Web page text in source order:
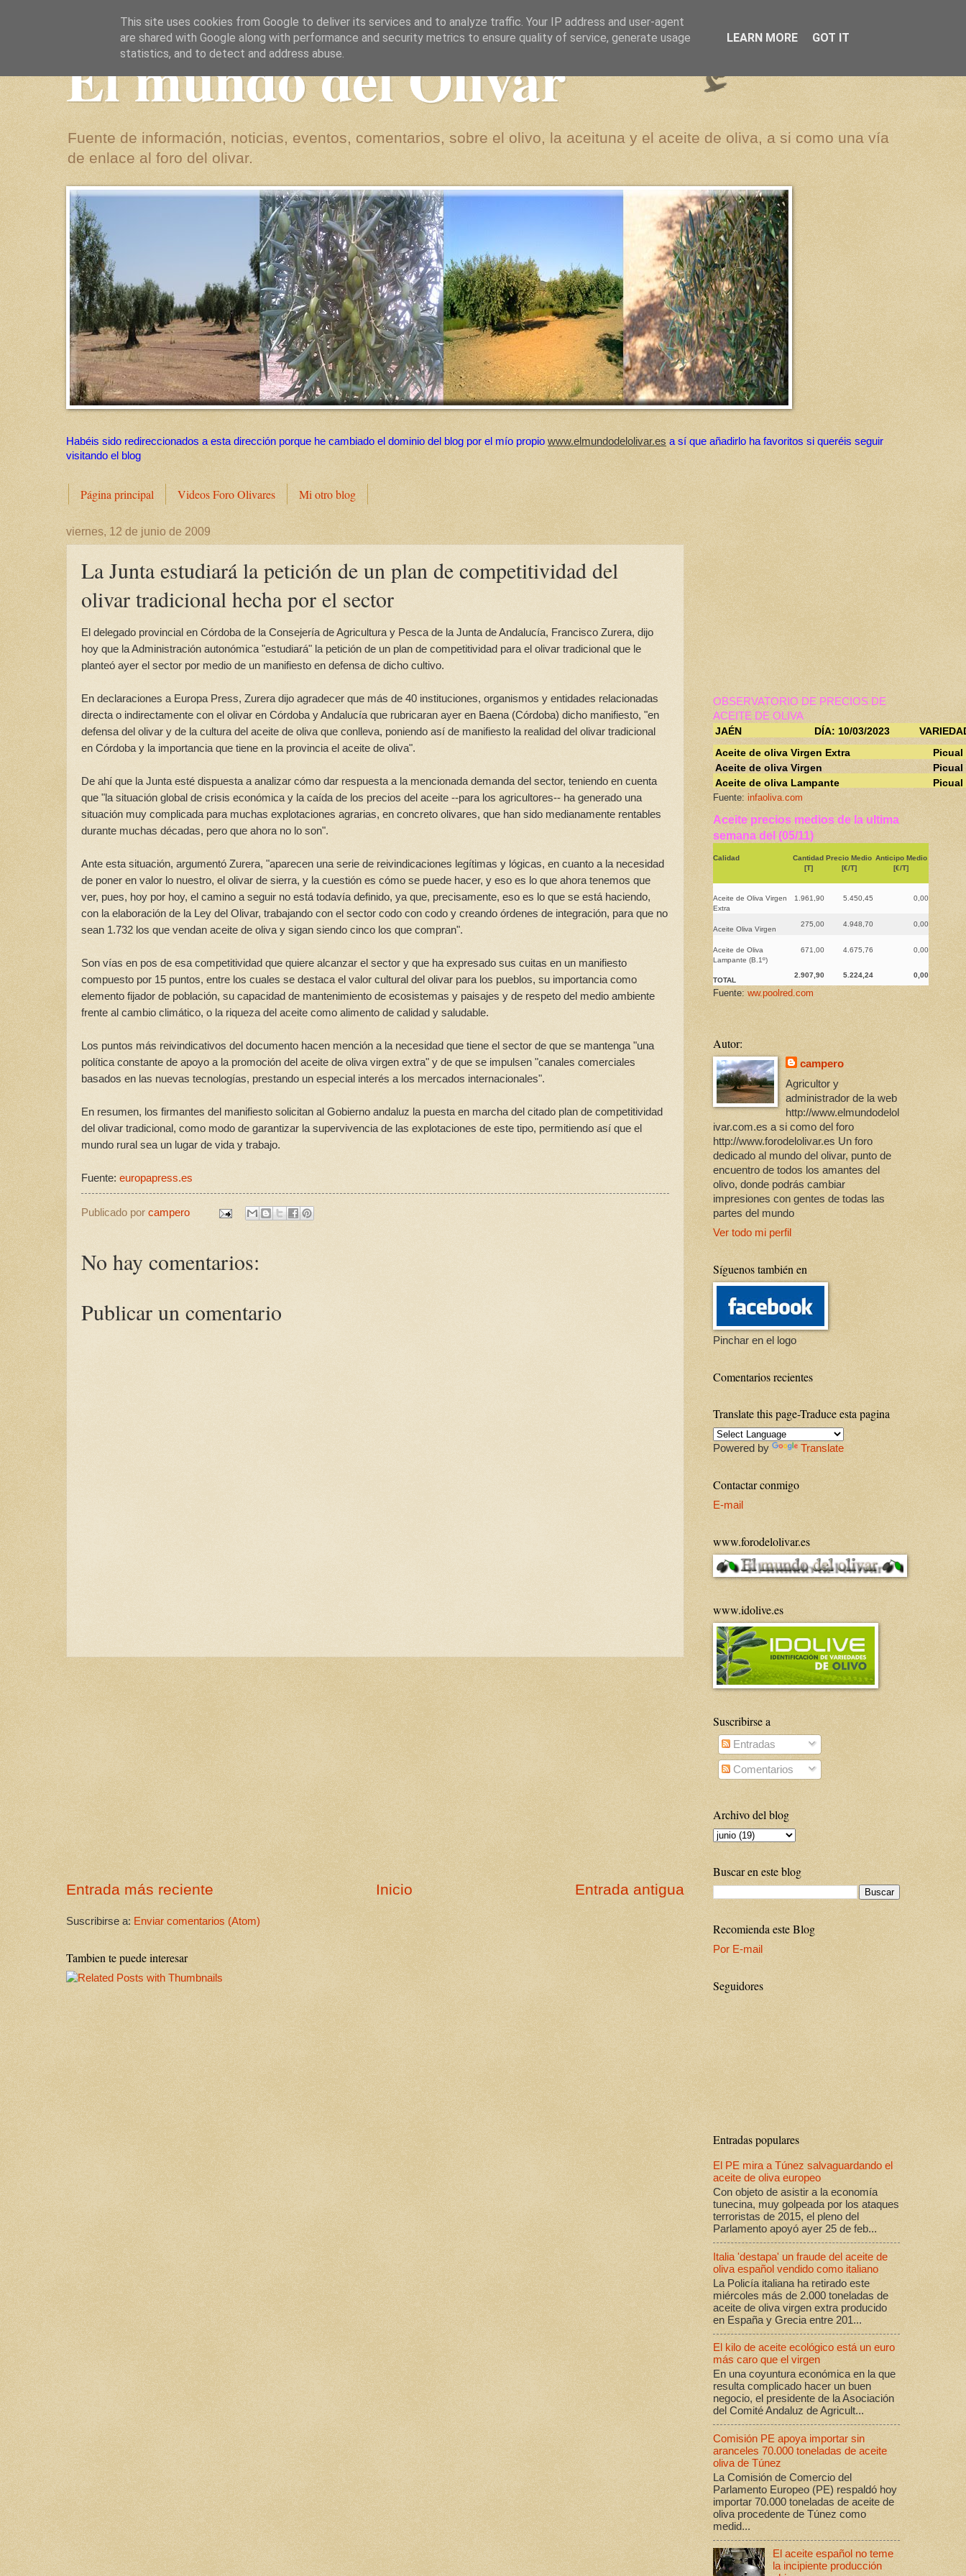
El mundo del Olivar
Fuente de información, noticias, eventos, comentarios, sobre el olivo, la aceituna y el aceite de oliva, a si como una vía
de enlace al foro del olivar.
Habéis sido redireccionados a esta dirección porque he cambiado el dominio del blog por el mío propio www.elmundodelolivar.es a sí que añadirlo ha favoritos si queréis seguir
visitando el blog
Página principal Videos Foro Olivares Mi otro blog
viernes, 12 de junio de 2009
La Junta estudiará la petición de un plan de competitividad del
olivar tradicional hecha por el sector
El delegado provincial en Córdoba de la Consejería de Agricultura y Pesca de la Junta de Andalucía, Francisco Zurera, dijo
hoy que la Administración autonómica "estudiará" la petición de un plan de competitividad para el olivar tradicional que le
planteó ayer el sector por medio de un manifiesto en defensa de dicho cultivo.
En declaraciones a Europa Press, Zurera dijo agradecer que más de 40 instituciones, organismos y entidades relacionadas
directa o indirectamente con el olivar en Córdoba y Andalucía que rubricaran ayer en Baena (Córdoba) dicho manifiesto, "en
defensa del olivar y de la cultura del aceite de oliva que conlleva, poniendo así de manifiesto la realidad del olivar tradicional
en Córdoba y la importancia que tiene en la provincia el aceite de oliva".
De ahí que la Junta esté dispuesta a analizar cómo dar respuesta a la mencionada demanda del sector, teniendo en cuenta
que "la situación global de crisis económica y la caída de los precios del aceite --para los agricultores-- ha generado una
situación muy complicada para muchas explotaciones agrarias, en concreto olivares, que han sido medianamente rentables
durante muchas décadas, pero que ahora no lo son".
Ante esta situación, argumentó Zurera, "aparecen una serie de reivindicaciones legítimas y lógicas, en cuanto a la necesidad
de poner en valor lo nuestro, el olivar de sierra, y la cuestión es cómo se puede hacer, y eso es lo que ahora tenemos que
ver, pues, hoy por hoy, el camino a seguir no está todavía definido, ya que, precisamente, eso es lo que se está haciendo,
con la elaboración de la Ley del Olivar, trabajando con el sector codo con codo y creando órdenes de integración, para que no
sean 1.732 los que vendan aceite de oliva y sigan siendo cinco los que compran".
Son vías en pos de esa competitividad que quiere alcanzar el sector y que ha expresado sus cuitas en un manifiesto
compuesto por 15 puntos, entre los cuales se destaca el valor cultural del olivar para los pueblos, su importancia como
elemento fijador de población, su capacidad de mantenimiento de ecosistemas y paisajes y de respeto del medio ambiente
frente al cambio climático, o la riqueza del aceite como alimento de calidad y saludable.
Los puntos más reivindicativos del documento hacen mención a la necesidad que tiene el sector de que se mantenga "una
política constante de apoyo a la promoción del aceite de oliva virgen extra" y de que se impulsen "canales comerciales
basados en las nuevas tecnologías, prestando un especial interés a los mercados internacionales".
En resumen, los firmantes del manifiesto solicitan al Gobierno andaluz la puesta en marcha del citado plan de competitividad
del olivar tradicional, como modo de garantizar la supervivencia de las explotaciones de este tipo, permitiendo así que el
mundo rural sea un lugar de vida y trabajo.
Fuente: europapress.es
Publicado por campero
No hay comentarios:
Publicar un comentario
Entrada más reciente Entrada antigua
Inicio
Suscribirse a: Enviar comentarios (Atom)
Tambien te puede interesar
OBSERVATORIO DE PRECIOS DE
ACEITE DE OLIVA
JAÉN
DÍA: 10/03/2023
Aceite de oliva Virgen Extra
Picual
Aceite de oliva Virgen
Picual
Aceite de oliva Lampante
Picual
Fuente: infaoliva.com
Aceite precios medios de la ultima
semana del (05/11)
Calidad
Cantidad
[T]
Precio Medio
[€/T]
Anticipo Medio
[€/T]
Aceite de Oliva Virgen
Extra
1.961,90 5.450,45 0,00
Aceite Oliva Virgen
275,00 4.948,70 0,00
Aceite de Oliva
Lampante (B.1º)
671,00 4.675,76 0,00
TOTAL
2.907,90 5.224,24 0,00
Fuente: ww.poolred.com
Autor:
campero
Agricultor y
administrador de la web
http://www.elmundodelol
ivar.com.es a si como del foro
http://www.forodelolivar.es Un foro
dedicado al mundo del olivar, punto de
encuentro de todos los amantes del
olivo, donde podrás cambiar
impresiones con gentes de todas las
partes del mundo
Ver todo mi perfil
Síguenos también en
Pinchar en el logo
Comentarios recientes
Translate this page-Traduce esta pagina
Powered by Translate
Contactar conmigo
E-mail
www.forodelolivar.es
www.idolive.es
Suscribirse a
Entradas
Comentarios
Archivo del blog
Buscar en este blog
Recomienda este Blog
Por E-mail
Seguidores
Entradas populares
El PE mira a Túnez salvaguardando el
aceite de oliva europeo
Con objeto de asistir a la economía
tunecina, muy golpeada por los ataques
terroristas de 2015, el pleno del
Parlamento apoyó ayer 25 de feb...
Italia 'destapa' un fraude del aceite de
oliva español vendido como italiano
La Policía italiana ha retirado este
miércoles más de 2.000 toneladas de
aceite de oliva virgen extra producido
en España y Grecia entre 201...
El kilo de aceite ecológico está un euro
más caro que el virgen
En una coyuntura económica en la que
resulta complicado hacer un buen
negocio, el presidente de la Asociación
del Comité Andaluz de Agricult...
Comisión PE apoya importar sin
aranceles 70.000 toneladas de aceite
oliva de Túnez
La Comisión de Comercio del
Parlamento Europeo (PE) respaldó hoy
importar 70.000 toneladas de aceite de
oliva procedente de Túnez como
medid...
El aceite español no teme
la incipiente producción
This site uses cookies from Google to deliver its services and to analyze traffic. Your IP address and user-agent
are shared with Google along with performance and security metrics to ensure quality of service, generate usage
statistics, and to detect and address abuse.
LEARN MORE GOT IT